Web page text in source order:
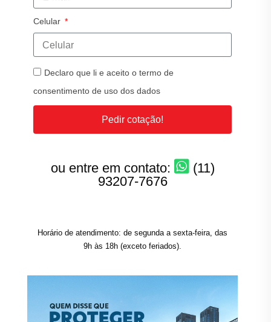
Celular
Declaro que li e aceito o termo de
consentimento de uso dos dados
Pedir cotação!
ou entre em contato:
(11)
93207-7676
Horário de atendimento: de segunda a sexta-feira, das
9h às 18h (exceto feriados).